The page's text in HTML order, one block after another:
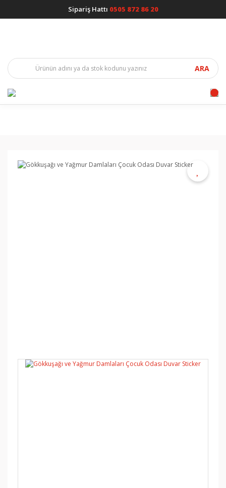
Sipariş Hattı 0505 872 86 20
ARA